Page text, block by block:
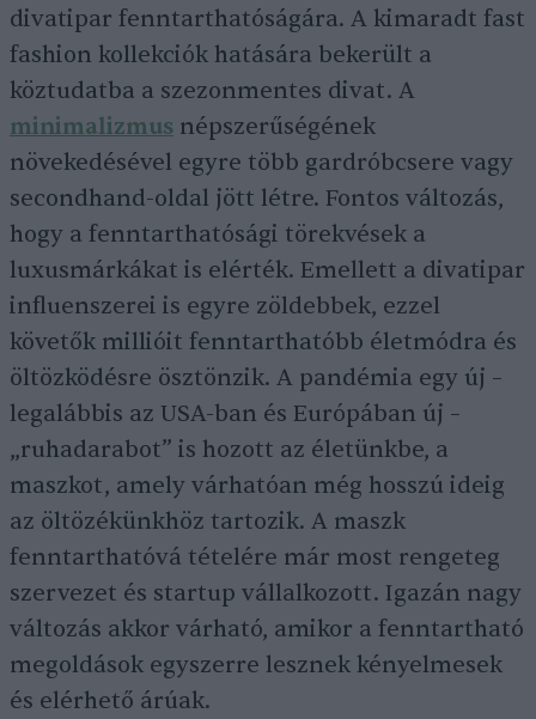
divatipar fenntarthatóságára. A kimaradt fast
fashion kollekciók hatására bekerült a
köztudatba a szezonmentes divat. A
minimalizmus népszerűségének
növekedésével egyre több gardróbcsere vagy
secondhand-oldal jött létre. Fontos változás,
hogy a fenntarthatósági törekvések a
luxusmárkákat is elérték. Emellett a divatipar
influenszerei is egyre zöldebbek, ezzel
követők millióit fenntarthatóbb életmódra és
öltözködésre ösztönzik. A pandémia egy új –
legalábbis az USA-ban és Európában új –
„ruhadarabot” is hozott az életünkbe, a
maszkot, amely várhatóan még hosszú ideig
az öltözékünkhöz tartozik. A maszk
fenntarthatóvá tételére már most rengeteg
szervezet és startup vállalkozott. Igazán nagy
változás akkor várható, amikor a fenntartható
megoldások egyszerre lesznek kényelmesek
és elérhető árúak.